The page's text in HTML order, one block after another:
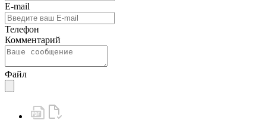
E-mail
Телефон
Комментарий
Файл